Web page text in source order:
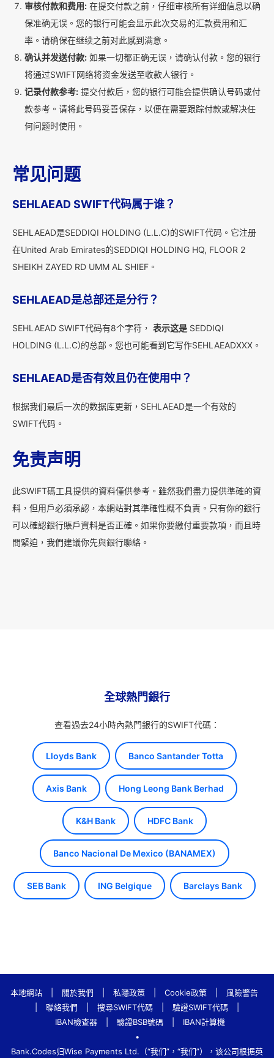
审核付款和费用: 在提交付款之前，仔细审核所有详细信息以确
保准确无误。您的银行可能会显示此次交易的汇款费用和汇
率。请确保在继续之前对此感到满意。
确认并发送付款: 如果一切都正确无误，请确认付款。您的银行
将通过SWIFT网络将资金发送至收款人银行。
记录付款参考: 提交付款后，您的银行可能会提供确认号码或付
款参考。请将此号码妥善保存，以便在需要跟踪付款或解决任
何问题时使用。
常见问题
SEHLAEAD SWIFT代码属于谁？
SEHLAEAD是SEDDIQI HOLDING (L.L.C)的SWIFT代码。它注册
在United Arab Emirates的SEDDIQI HOLDING HQ, FLOOR 2
SHEIKH ZAYED RD UMM AL SHIEF。
SEHLAEAD是总部还是分行？
SEHLAEAD SWIFT代码有8个字符， 表示这是 SEDDIQI
HOLDING (L.L.C)的总部。您也可能看到它写作SEHLAEADXXX。
SEHLAEAD是否有效且仍在使用中？
根据我们最后一次的数据库更新，SEHLAEAD是一个有效的
SWIFT代码。
免责声明
此SWIFT碼工具提供的資料僅供參考。雖然我們盡力提供準確的資
料，但用戶必須承認，本網站對其準確性概不負責。只有你的銀行
可以確認銀行賬戶資料是否正確。如果你要繳付重要款項，而且時
間緊迫，我們建議你先與銀行聯絡。
全球熱門銀行
查看過去24小時內熱門銀行的SWIFT代碼：
Lloyds Bank Banco Santander Totta
Axis Bank Hong Leong Bank Berhad
K&H Bank HDFC Bank
Banco Nacional De Mexico (BANAMEX)
SEB Bank ING Belgique Barclays Bank
本地網站 關於我們 私隱政策 Cookie政策
風險警告
聯絡我們 搜尋SWIFT代碼 驗證SWIFT代碼
IBAN檢查器
驗證BSB號碼
IBAN計算機
•
Bank.Codes归Wise Payments Ltd.（“我们”，“我们”），该公司根据英